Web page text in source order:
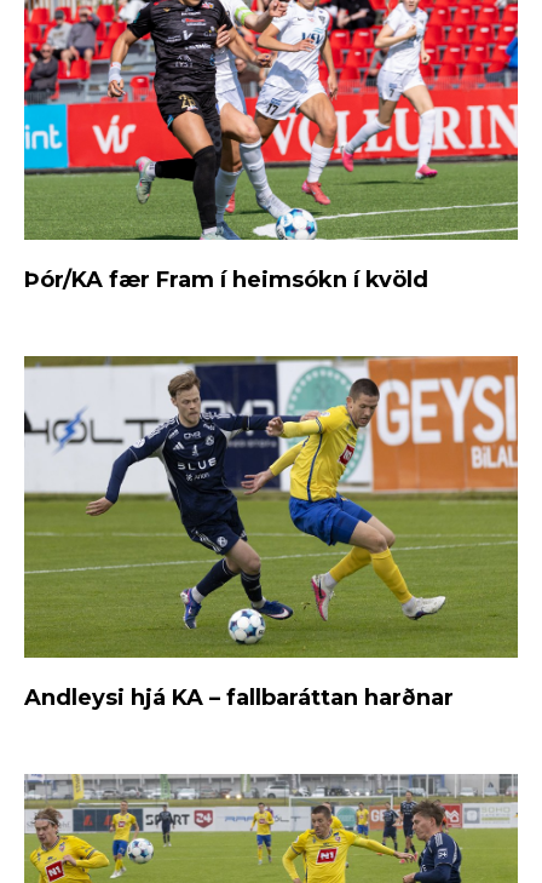
Þór/KA fær Fram í heimsókn í kvöld
Andleysi hjá KA – fallbaráttan harðnar